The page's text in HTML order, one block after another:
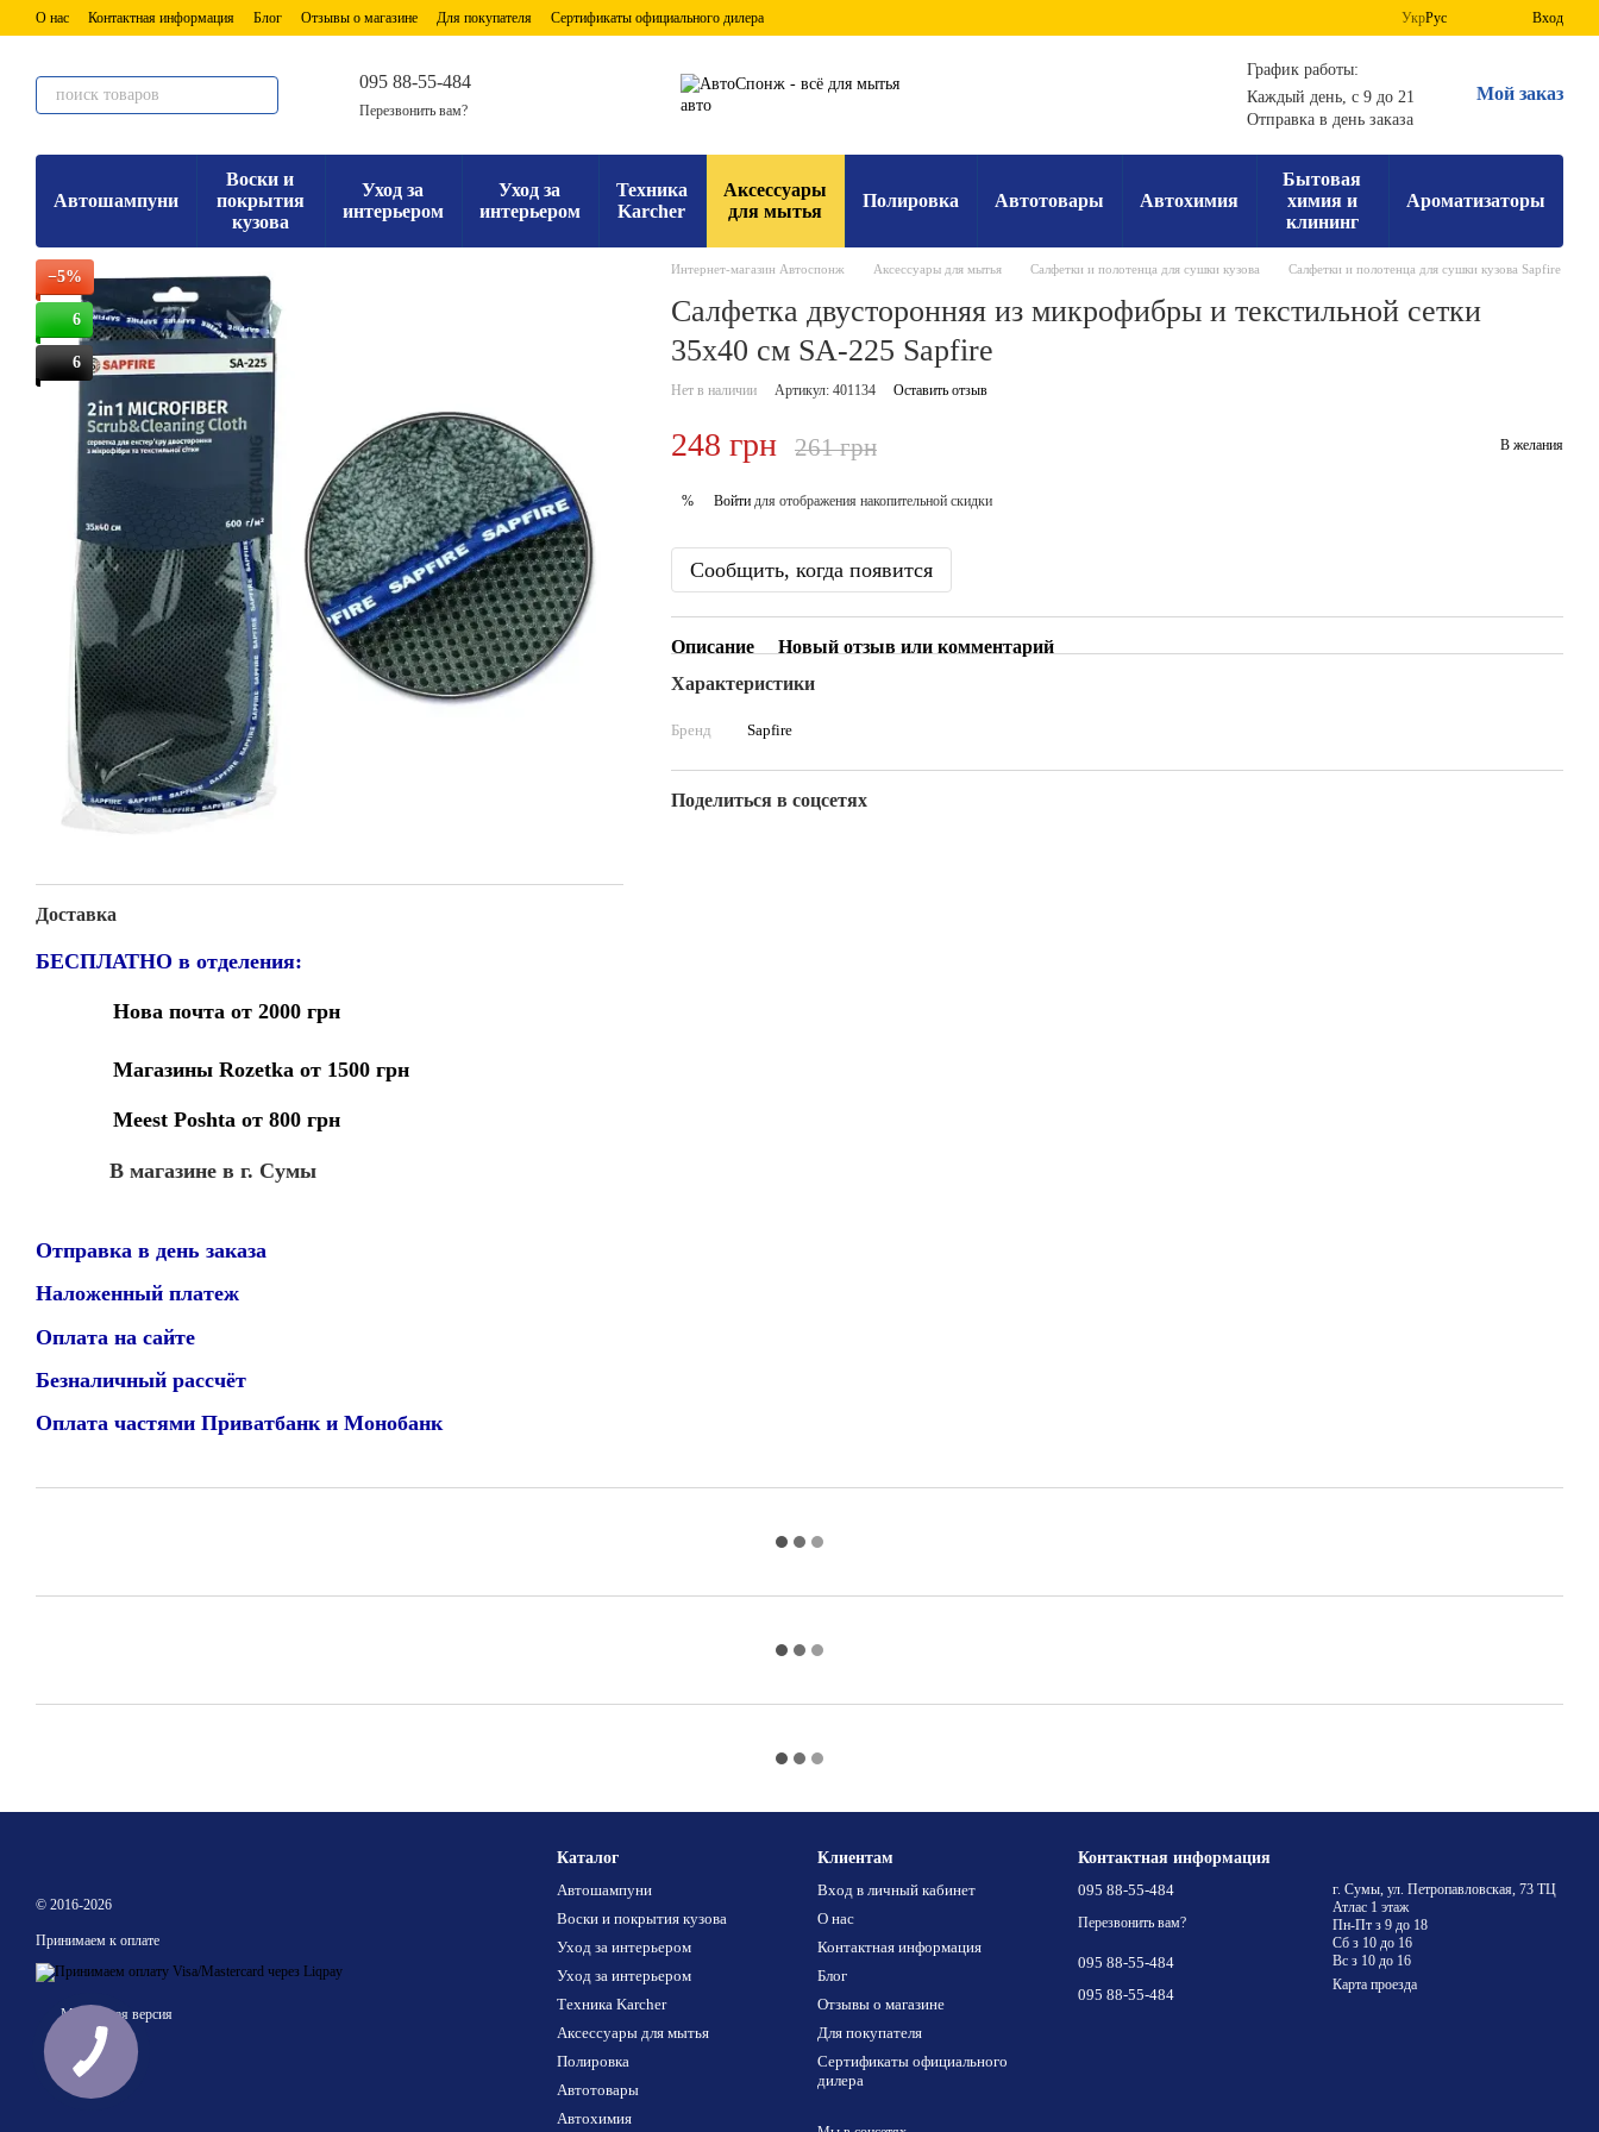
Перейти к основному контенту
О нас Контактная информация Блог Отзывы о магазине Для покупателя Сертификаты официального дилера УкрРус Вход
095 88-55-484
Перезвонить вам?
График работы:
Каждый день, с 9 до 21
Отправка в день заказа
Мой заказ
Автошампуни
Воски и
покрытия
кузова
Уход за
интерьером
Уход за
интерьером
Техника
Karcher
Аксессуары
для мытья
Полировка Автотовары Автохимия
Бытовая
химия и
клининг
Ароматизаторы
−5%
6
6
Доставка
БЕСПЛАТНО в отделения:
Нова почта от 2000 грн
Магазины Rozetka от 1500 грн
Meest Poshta от 800 грн
В магазине в г. Сумы
Отправка в день заказа
Наложенный платеж
Оплата на сайте
Безналичный рассчёт
Оплата частями Приватбанк и Монобанк
Интернет-магазин Автоспонж Аксессуары для мытья Салфетки и полотенца для сушки кузова Салфетки и полотенца для сушки кузова Sapfire
Салфетка двусторонняя из микрофибры и текстильной сетки
35x40 см SA-225 Sapfire
Нет в наличии Артикул: 401134 Оставить отзыв
248 грн 261 грн В желания
% Войтидля отображения накопительной скидки
Сообщить, когда появится
Описание
Новый отзыв или комментарий
Характеристики
Бренд Sapfire
Поделиться в соцсетях
© 2016-2026
Принимаем к оплате
Мобильная версия
Каталог
Автошампуни
Воски и покрытия кузова
Уход за интерьером
Уход за интерьером
Техника Karcher
Аксессуары для мытья
Полировка
Автотовары
Автохимия
Клиентам
Вход в личный кабинет
О нас
Контактная информация
Блог
Отзывы о магазине
Для покупателя
Сертификаты официального
дилера
Контактная информация
095 88-55-484
Перезвонить вам?
095 88-55-484
095 88-55-484
г. Сумы, ул. Петропавловская, 73 ТЦ
Атлас 1 этаж
Пн-Пт з 9 до 18
Сб з 10 до 16
Вс з 10 до 16
Карта проезда